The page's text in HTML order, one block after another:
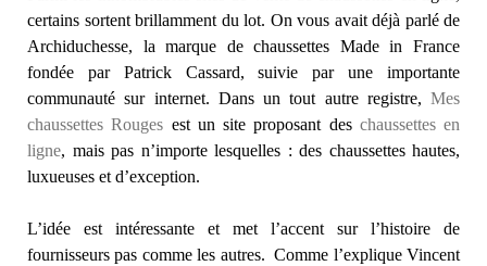
certains sortent brillamment du lot. On vous avait déjà parlé de
Archiduchesse, la marque de chaussettes Made in France
fondée par Patrick Cassard, suivie par une importante
communauté sur internet. Dans un tout autre registre, Mes
chaussettes Rouges est un site proposant des chaussettes en
ligne, mais pas n’importe lesquelles : des chaussettes hautes,
luxueuses et d’exception.
L’idée est intéressante et met l’accent sur l’histoire de
fournisseurs pas comme les autres. Comme l’explique Vincent